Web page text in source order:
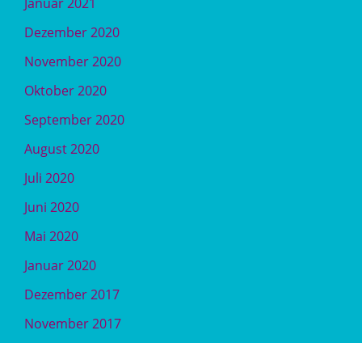
Dezember 2020
November 2020
Oktober 2020
September 2020
August 2020
Juli 2020
Juni 2020
Mai 2020
Januar 2020
Dezember 2017
November 2017